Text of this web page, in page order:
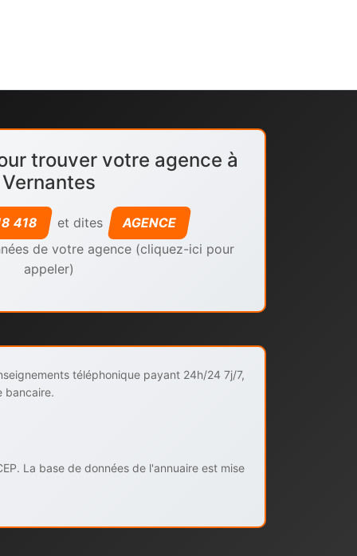
trouver votre agence à
Vernantes
418 et dites
AGENCE
de votre agence (cliquez-ici pour
appeler)
téléphonique payant 24h/24 7j/7,
bancaire.
La base de données de l'annuaire est mise